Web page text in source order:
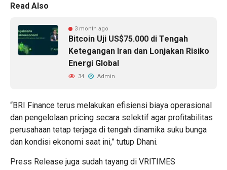
Read Also
3 month ago
Bitcoin Uji US$75.000 di Tengah
Ketegangan Iran dan Lonjakan Risiko
Energi Global
34 Admin
“BRI Finance terus melakukan efisiensi biaya operasional
dan pengelolaan pricing secara selektif agar profitabilitas
perusahaan tetap terjaga di tengah dinamika suku bunga
dan kondisi ekonomi saat ini,” tutup Dhani.
Press Release juga sudah tayang di VRITIMES